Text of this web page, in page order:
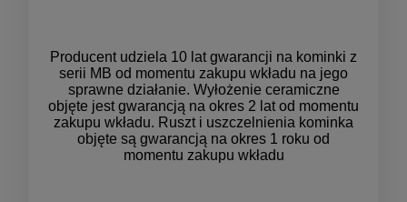
Producent udziela 10 lat gwarancji na kominki z
serii MB od momentu zakupu wkładu na jego
sprawne działanie. Wyłożenie ceramiczne
objęte jest gwarancją na okres 2 lat od momentu
zakupu wkładu. Ruszt i uszczelnienia kominka
objęte są gwarancją na okres 1 roku od
momentu zakupu wkładu